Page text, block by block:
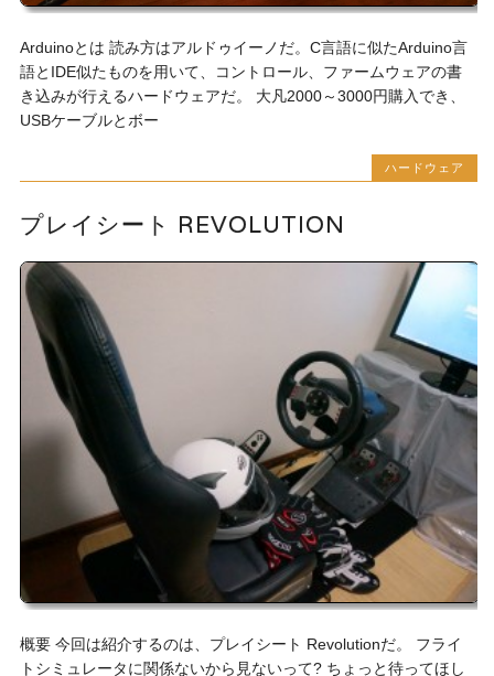
Arduinoとは 読み方はアルドゥイーノだ。C言語に似たArduino言
語とIDE似たものを用いて、コントロール、ファームウェアの書
き込みが行えるハードウェアだ。 大凡2000～3000円購入でき、
USBケーブルとボー
ハードウェア
プレイシート REVOLUTION
概要 今回は紹介するのは、プレイシート Revolutionだ。 フライ
トシミュレータに関係ないから見ないって? ちょっと待ってほし